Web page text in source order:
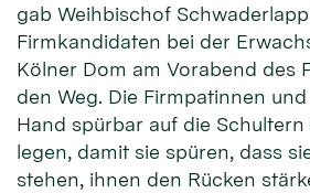
gab Weihbischof
Firmkandidaten bei der
Kölner Dom am Vorabend des
den Weg. Die Firmpatinnen
Hand spürbar auf die
legen, damit sie spüren, dass
stehen, ihnen den Rücken